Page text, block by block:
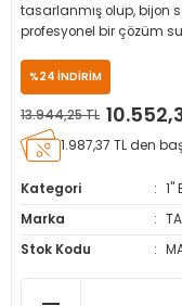
Dolgu Lastikleri
Dolgu Lastikleri
İç Lastikleri
Kapağı
& Spreyler
tasarlanmış olup, bijon
profesyonel bir çözüm
%24 İNDİRİM
13.944,25 TL
1.987,37 TL den
Kategori
1"
Marka
Stok Kodu